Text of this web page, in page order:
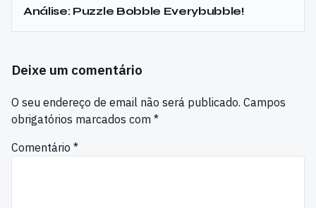
Análise: Puzzle Bobble Everybubble!
Deixe um comentário
O seu endereço de email não será publicado. Campos
obrigatórios marcados com *
Comentário *